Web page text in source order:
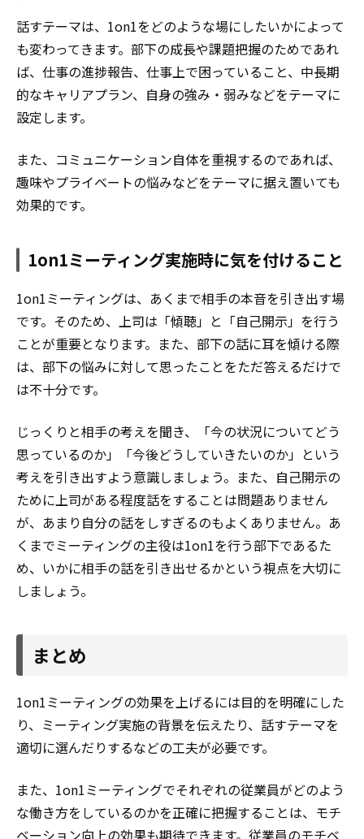
話すテーマは、1on1をどのような場にしたいかによって
も変わってきます。部下の成長や課題把握のためであれ
ば、仕事の進捗報告、仕事上で困っていること、中長期
的なキャリアプラン、自身の強み・弱みなどをテーマに
設定します。
また、コミュニケーション自体を重視するのであれば、
趣味やプライベートの悩みなどをテーマに据え置いても
効果的です。
1on1ミーティング実施時に気を付けること
1on1ミーティングは、あくまで相手の本音を引き出す場
です。そのため、上司は「傾聴」と「自己開示」を行う
ことが重要となります。また、部下の話に耳を傾ける際
は、部下の悩みに対して思ったことをただ答えるだけで
は不十分です。
じっくりと相手の考えを聞き、「今の状況についてどう
思っているのか」「今後どうしていきたいのか」という
考えを引き出すよう意識しましょう。また、自己開示の
ために上司がある程度話をすることは問題ありません
が、あまり自分の話をしすぎるのもよくありません。あ
くまでミーティングの主役は1on1を行う部下であるた
め、いかに相手の話を引き出せるかという視点を大切に
しましょう。
まとめ
1on1ミーティングの効果を上げるには目的を明確にした
り、ミーティング実施の背景を伝えたり、話すテーマを
適切に選んだりするなどの工夫が必要です。
また、1on1ミーティングでそれぞれの従業員がどのよう
な働き方をしているのかを正確に把握することは、モチ
ベーション向上の効果も期待できます。従業員のモチベ